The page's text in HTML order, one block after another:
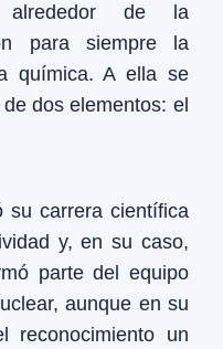
alrededor de la
para siempre la
química. A ella se
dos elementos: el
su carrera científica
y, en su caso,
parte del equipo
aunque en su
reconocimiento un